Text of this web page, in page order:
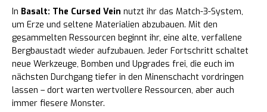
In Basalt: The Cursed Vein nutzt ihr das Match-3-System,
um Erze und seltene Materialien abzubauen. Mit den
gesammelten Ressourcen beginnt ihr, eine alte, verfallene
Bergbaustadt wieder aufzubauen. Jeder Fortschritt schaltet
neue Werkzeuge, Bomben und Upgrades frei, die euch im
nächsten Durchgang tiefer in den Minenschacht vordringen
lassen – dort warten wertvollere Ressourcen, aber auch
immer fiesere Monster.